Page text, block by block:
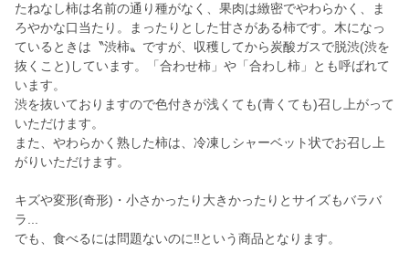
たねなし柿は名前の通り種がなく、果肉は緻密でやわらかく、ま
ろやかな口当たり。まったりとした甘さがある柿です。木になっ
ているときは〝渋柿〟ですが、収穫してから炭酸ガスで脱渋(渋を
抜くこと)しています。「合わせ柿」や「合わし柿」とも呼ばれて
います。
渋を抜いておりますので色付きが浅くても(青くても)召し上がって
いただけます。
また、やわらかく熟した柿は、冷凍しシャーベット状でお召し上
がりいただけます。
キズや変形(奇形)・小さかったり大きかったりとサイズもバラバ
ラ...
でも、食べるには問題ないのに‼という商品となります。